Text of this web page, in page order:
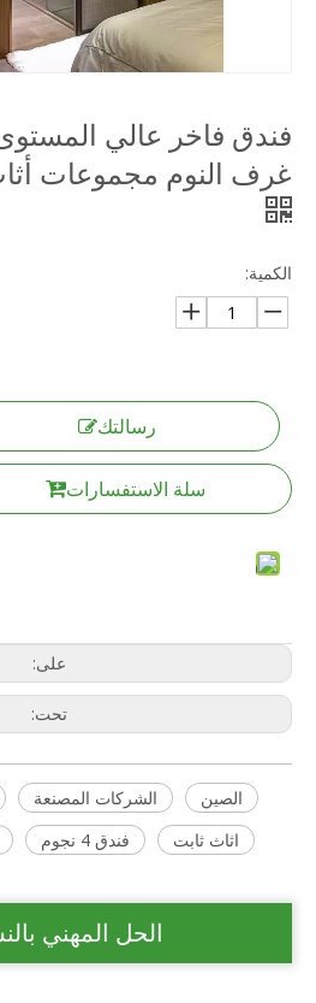
فندق فاخر عالي
غرف النوم مجموعات
الكمية:
رسالتك
سلة الاستفسارات
على:
تحت:
الشركات المصنعة
الصين
فندق 4 نجوم اثاث ثابت
الحل المهني